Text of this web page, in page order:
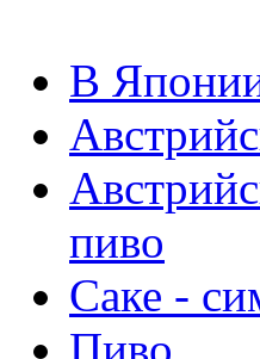
В
пиво
Саке -
Пиво